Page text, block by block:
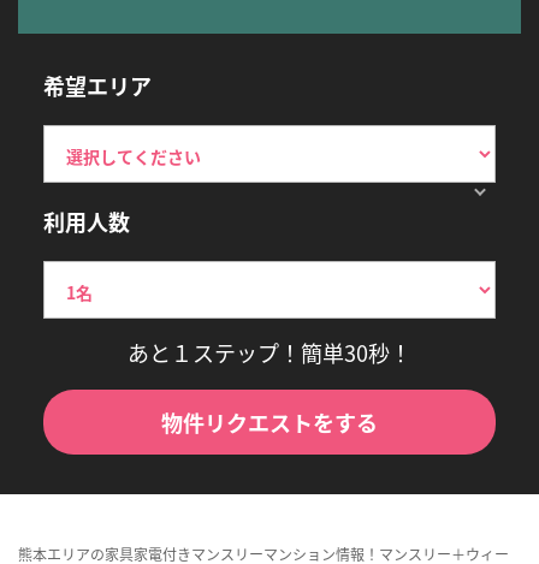
希望エリア
利用人数
あと１ステップ！簡単30秒！
物件リクエストをする
熊本エリアの家具家電付きマンスリーマンション情報！マンスリー＋ウィー